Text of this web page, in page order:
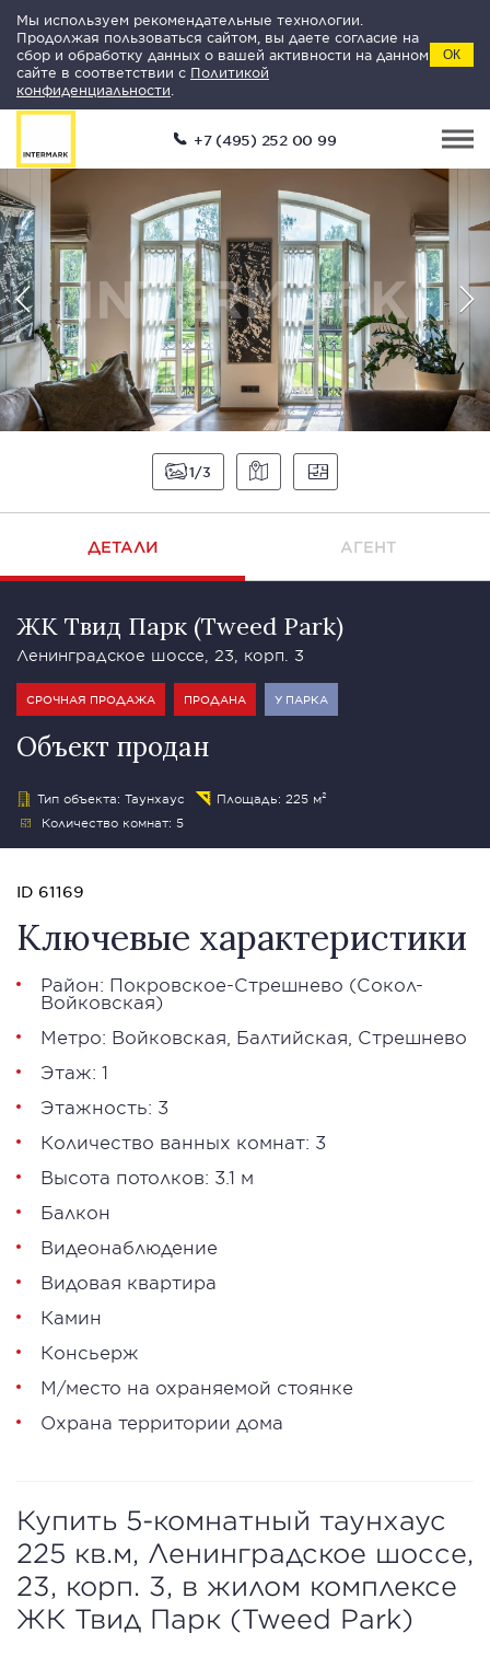
Мы используем рекомендательные технологии.
Продолжая пользоваться сайтом, вы даете согласие на
сбор и обработку данных о вашей активности на данном
сайте в соответствии с Политикой
конфиденциальности
ОК
+7 (495) 252 00 99
1 3
ДЕТАЛИ АГЕНТ
ЖК Твид Парк (Tweed Park)
Ленинградское шоссе, 23, корп. 3
СРОЧНАЯ ПРОДАЖА ПРОДАНА У ПАРКА
Объект продан
Тип объекта: Таунхаус
Площадь: 225 м²
Количество комнат: 5
ID 61169
Ключевые характеристики
Район: Покровское-Стрешнево (Сокол-
Войковская)
Метро: Войковская Балтийская Стрешнево
Этаж: 1
Этажность: 3
Количество ванных комнат: 3
Высота потолков: 3.1 м
Балкон
Видеонаблюдение
Видовая квартира
Камин
Консьерж
М/место на охраняемой стоянке
Охрана территории дома
Купить 5-комнатный таунхаус
225 кв.м, Ленинградское шоссе,
23, корп. 3, в жилом комплексе
ЖК Твид Парк (Tweed Park)